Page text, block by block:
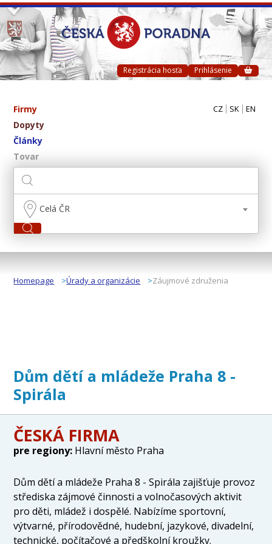
Registrácia hosťa Prihlásenie
Firmy
Dopyty
Články
Tovar
CZ SK EN
Celá ČR
Homepage Úrady a organizácie Záujmové združenia
Dům dětí a mládeže Praha 8 -
Spirála
ČESKÁ FIRMA
pre regiony: Hlavní město Praha
Dům dětí a mládeže Praha 8 - Spirála zajišťuje provoz
střediska zájmové činnosti a volnočasových aktivit
pro děti, mládež i dospělé. Nabízíme sportovní,
výtvarné, přírodovědné, hudební, jazykové, divadelní,
technické, počítačové a předškolní kroužky.